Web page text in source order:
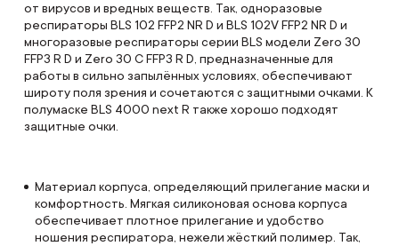
от вирусов и вредных веществ. Так, одноразовые
респираторы BLS 102 FFP2 NR D и BLS 102V FFP2 NR D и
многоразовые респираторы серии BLS модели Zero 30
FFP3 R D и Zero 30 С FFP3 R D, предназначенные для
работы в сильно запылённых условиях, обеспечивают
широту поля зрения и сочетаются с защитными очками. К
полумаске BLS 4000 next R также хорошо подходят
защитные очки.
Материал корпуса, определяющий прилегание маски и
комфортность. Мягкая силиконовая основа корпуса
обеспечивает плотное прилегание и удобство
ношения респиратора, нежели жёсткий полимер. Так,